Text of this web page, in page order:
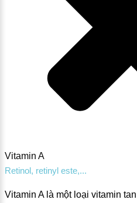
Vitamin A
Retinol, retinyl este,...
Vitamin A là một loại vitamin